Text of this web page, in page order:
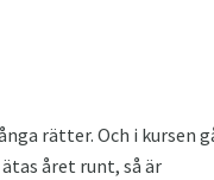
rätter. Och i kursen
året runt, så är